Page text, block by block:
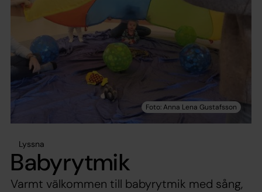
Lyssna
Babyrytmik
Varmt välkommen till babyrytmik med sång,